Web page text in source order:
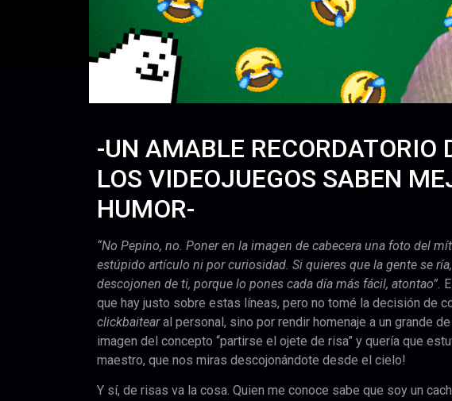
-UN AMABLE RECORDATORIO
LOS VIDEOJUEGOS SABEN
HUMOR-
“No Pepino, no. Poner en la imagen de cabecera una foto del
estúpido artículo ni por curiosidad. Si quieres que la gente se
descojonen de ti, porque lo pones cada día más fácil, atontao”.
que hay justo sobre estas líneas, pero no tomé la decisión de
clickbaitearal personal, sino por rendir homenaje a un grande
imagen del concepto “partirse el ojete de risa” y quería que
maestro, que nos miras descojonándote desde el cielo!
Y sí, de risas va la cosa. Quien me conoce sabe que soy un